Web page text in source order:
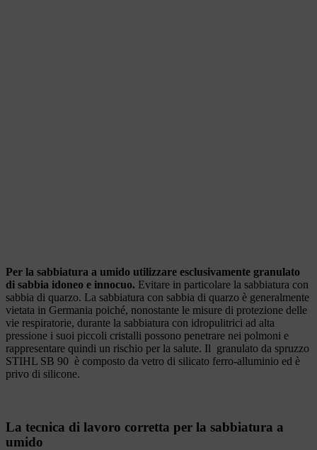
Per la sabbiatura a umido utilizzare esclusivamente granulato
di sabbia idoneo e innocuo. Evitare in particolare la sabbiatura con
sabbia di quarzo. La sabbiatura con sabbia di quarzo è generalmente
vietata in Germania poiché, nonostante le misure di protezione delle
vie respiratorie, durante la sabbiatura con idropulitrici ad alta
pressione i suoi piccoli cristalli possono penetrare nei polmoni e
rappresentare quindi un rischio per la salute. Il granulato da spruzzo
STIHL SB 90 è composto da vetro di silicato ferro-alluminio ed è
privo di silicone.
La tecnica di lavoro corretta per la sabbiatura a
umido